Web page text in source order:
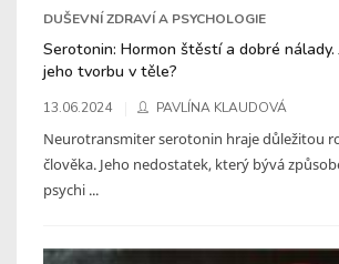
DUŠEVNÍ ZDRAVÍ A PSYCHOLOGIE
Serotonin: Hormon štěstí a dobré nálady.
jeho tvorbu v těle?
13.06.2024 PAVLÍNA KLAUDOVÁ
Neurotransmiter serotonin hraje důležitou
člověka. Jeho nedostatek, který bývá
psychi ...